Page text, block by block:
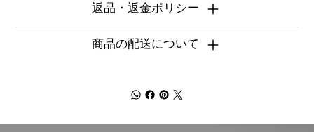
返品・返金ポリシー
商品の配送について